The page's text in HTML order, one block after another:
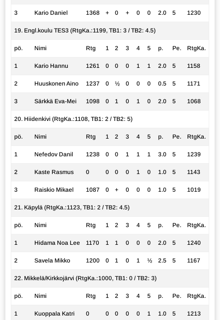
3 Kario Daniel 1368 + 0 + 0 0 2.0 5 1230
19. Engl.koulu TES3 (RtgKa.:1199, TB1: 3 / TB2: 4.5)
pö. Nimi Rtg 1 2 3 4 5 p. Pe. RtgKa.
1 Kario Hannu 1261 0 0 0 1 1 2.0 5 1158
2 Huuskonen Aino 1237 0 ½ 0 0 0 0.5 5 1171
3 Särkkä Eva-Mei 1098 0 1 0 1 0 2.0 5 1068
20. Hiidenkivi (RtgKa.:1108, TB1: 2 / TB2: 5)
pö. Nimi Rtg 1 2 3 4 5 p. Pe. RtgKa.
1 Nefedov Danil 1238 0 0 1 1 1 3.0 5 1239
2 Kaste Rasmus 0 0 0 0 1 0 1.0 5 1143
3 Raiskio Mikael 1087 0 + 0 0 0 1.0 5 1019
21. Käpylä (RtgKa.:1123, TB1: 2 / TB2: 4.5)
pö. Nimi Rtg 1 2 3 4 5 p. Pe. RtgKa.
1 Hidama Noa Lee 1170 1 1 0 0 0 2.0 5 1240
2 Savela Mikko 1200 0 1 0 1 ½ 2.5 5 1167
22. Mikkelä/Kirkkojärvi (RtgKa.:1000, TB1: 0 / TB2: 3)
pö. Nimi Rtg 1 2 3 4 5 p. Pe. RtgKa.
1 Kuoppala Katri 0 0 0 0 0 1 1.0 5 1213